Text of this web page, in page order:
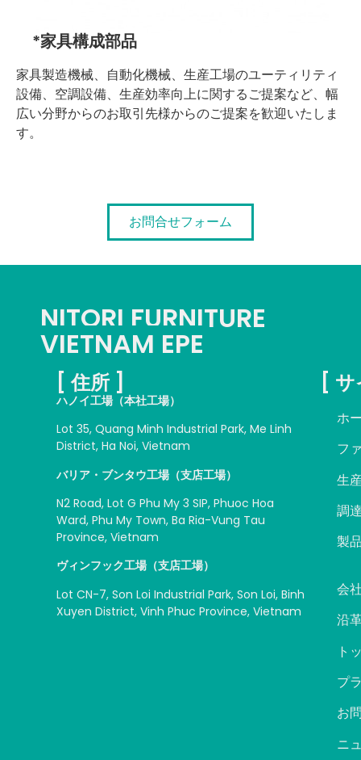
*家具構成部品
家具製造機械、自動化機械、生産工場のユーティリ ティ
設備、 空調設備、生産効率向上に関するご提案など、 幅
広い分野からのお取引先様からのご提案を歓迎いたしま
す。
お問合せフォーム
NITORI FURNITURE
VIETNAM EPE
[ 住所 ]
ハノイ工場（本社工場）
Lot 35, Quang Minh Industrial Park, Me Linh
District, Ha Noi, Vietnam
バリア・ブンタウ工場（支店工場）
N2 Road, Lot G Phu My 3 SIP, Phuoc Hoa
Ward, Phu My Town, Ba Ria-Vung Tau
Province, Vietnam
ヴィンフック工場（支店工場）
Lot CN-7, Son Loi Industrial Park, Son Loi, Binh
Xuyen District, Vinh Phuc Province, Vietnam
[
ホ
フ
生
調
製
会
沿
ト
プ
お
ニ